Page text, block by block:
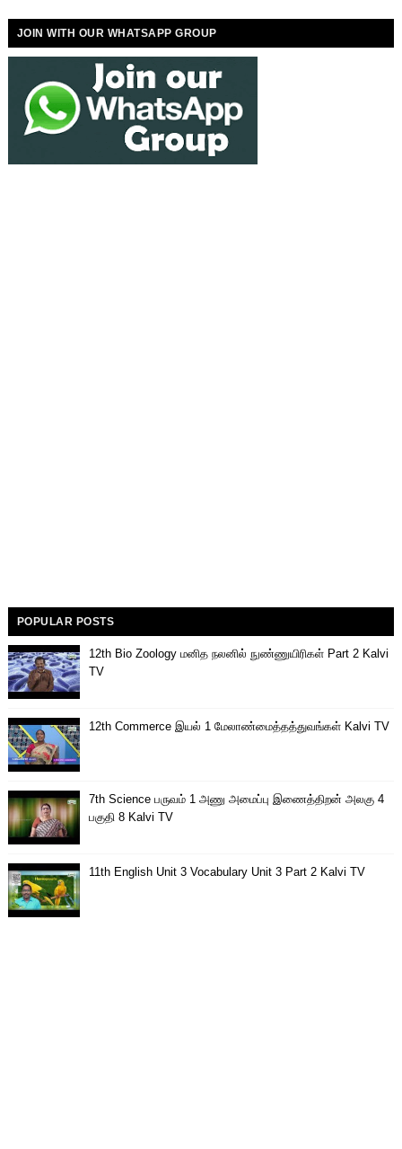
JOIN WITH OUR WHATSAPP GROUP
POPULAR POSTS
12th Bio Zoology மனித நலனில் நுண்ணுயிரிகள் Part 2 Kalvi
TV
12th Commerce இயல் 1 மேலாண்மைத்தத்துவங்கள் Kalvi TV
7th Science பருவம் 1 அணு அமைப்பு இணைத்திறன் அலகு 4
பகுதி 8 Kalvi TV
11th English Unit 3 Vocabulary Unit 3 Part 2 Kalvi TV